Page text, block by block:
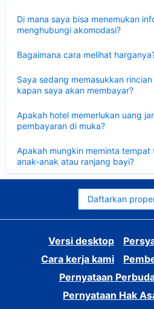
Di mana saya bisa menemukan
menghubungi akomodasi?
Bagaimana cara melihat
Saya sedang memasukkan
kapan saya akan membayar?
Apakah hotel memerlukan uang
pembayaran di muka?
Apakah mungkin meminta
anak-anak atau ranjang bayi?
Daftarkan
Versi desktop
Cara kerja kami
Pernyataan
Pernyataan Hak